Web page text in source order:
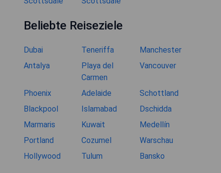
Beliebte Reiseziele
Dubai Teneriffa
Manchester
Antalya
Playa del
Carmen
Vancouver
Phoenix Adelaide
Schottland
Blackpool
Islamabad
Dschidda
Marmaris
Kuwait
Medellín
Portland
Cozumel
Warschau
Hollywood
Tulum Bansko